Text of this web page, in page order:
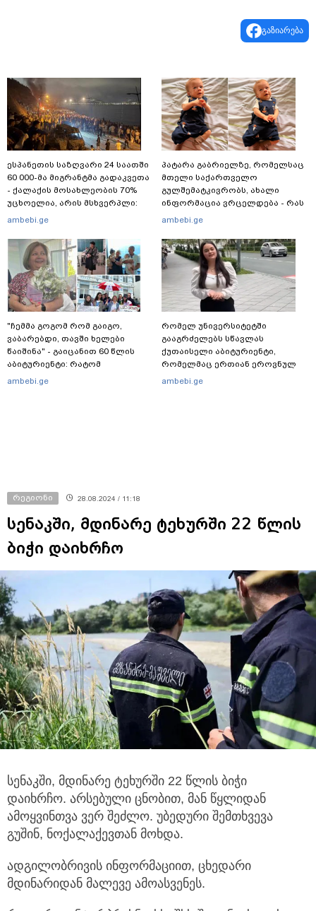
გაზიარება
ესპანეთის საზღვარი 24 საათში
60 000-მა მიგრანტმა გადაკვეთა
- ქალაქის მოსახლეობის 70%
უცხოელია, არის მსხვერპლი:
ბოლო ცნობები სეუტადან,
გასვლის ეშინიათ
ambebi.ge
"ჩემმა გოგომ რომ გაიგო,
ვაბარებდი, თავში ხელები
წაიშინა" - გაიცანით 60 წლის
აბიტურიენტი: რატომ
გადაწყვიტა ბაგრატიონთა
ambebi.ge
პატარა გაბრიელზე, რომელსაც
მთელი საქართველო
გულშემატკივრობს, ახალი
ინფორმაცია ვრცელდება - რას
წერს ბიჭუნას დედა?
ambebi.ge
რომელ უნივერსიტეტში
გააგრძელებს სწავლას
ქუთაისელი აბიტურიენტი,
რომელმაც ერთიან ეროვნულ
გამოცდებზე, ყველა საგანში
ambebi.ge
რეგიონი 28.08.2024 / 11:18
სენაკში, მდინარე ტეხურში 22 წლის
ბიჭი დაიხრჩო
სენაკში, მდინარე ტეხურში 22 წლის ბიჭი
დაიხრჩო. არსებული ცნობით, მან წყლიდან
ამოყვინთვა ვერ შეძლო. უბედური შემთხვევა
გუშინ, ნოქალაქევთან მოხდა.
ადგილობრივის ინფორმაციით, ცხედარი
მდინარიდან მალევე ამოასვენეს.